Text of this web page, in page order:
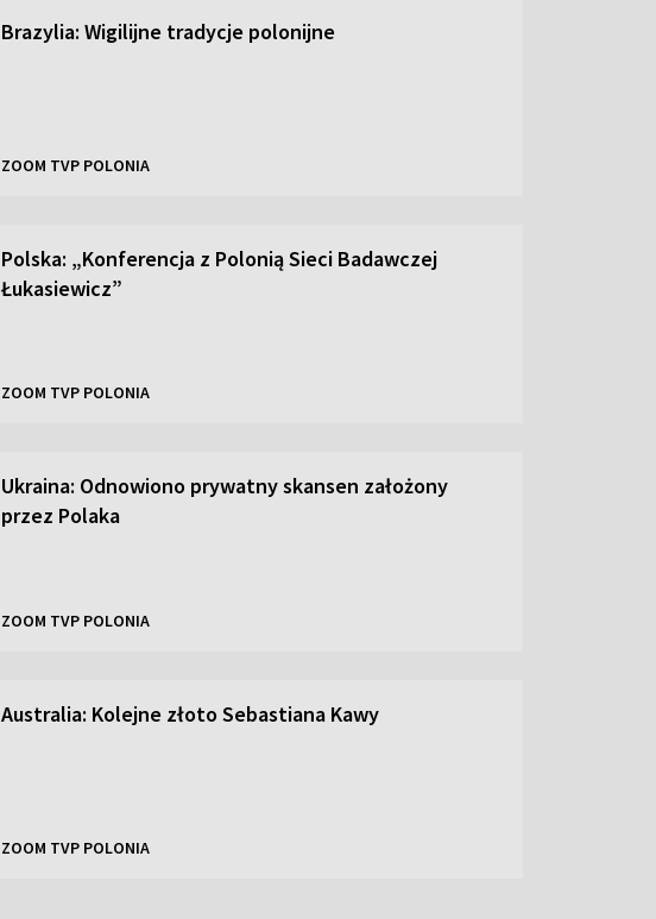
Brazylia: Wigilijne tradycje polonijne
ZOOM TVP POLONIA
Polska: „Konferencja z Polonią Sieci Badawczej
Łukasiewicz”
ZOOM TVP POLONIA
Ukraina: Odnowiono prywatny skansen założony
przez Polaka
ZOOM TVP POLONIA
Australia: Kolejne złoto Sebastiana Kawy
ZOOM TVP POLONIA